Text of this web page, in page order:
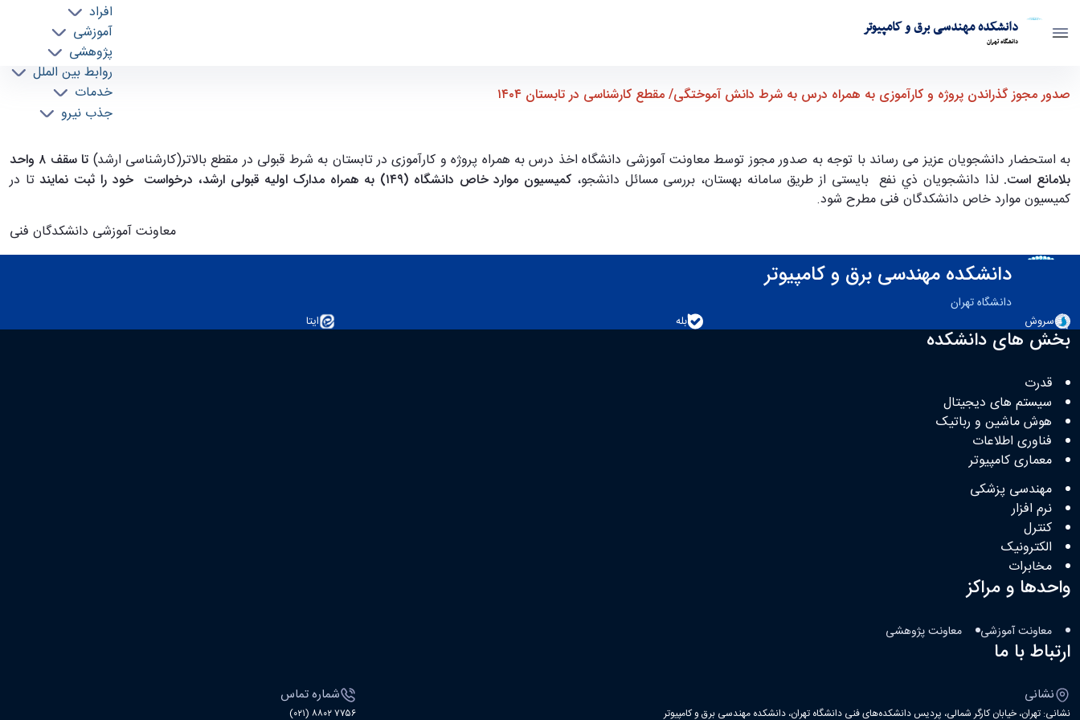
دانشکده مهندسی برق و کامپیوتر
دانشگاه تهران
افراد
آموزشی
پژوهشی
روابط بین الملل
خدمات
جذب نیرو
صدور مجوز گذراندن پروژه و کارآموزی به همراه درس به شرط دانش آموختگی/ مقطع کارشناسی در تابستان ۱۴۰۴ - ece- دانشکده مهندسی برق و کامپیوتر
صدور مجوز گذراندن پروژه و کارآموزی به همراه درس به شرط دانش آموختگی/ مقطع کارشناسی در تابستان ۱۴۰۴
به استحضار دانشجویان عزیز می رساند با توجه به صدور مجوز توسط معاونت آموزشی دانشگاه اخذ درس به همراه پروژه و کارآموزی در تابستان به شرط قبولی در مقطع بالاتر(کارشناسی ارشد)
تا سقف ۸ واحد
بلامانع است. لذا دانشجویان ذي نفع بایستی از طریق سامانه بهستان، بررسی مسائل دانشجو، کمیسیون موارد خاص دانشگاه (۱۴۹) به همراه مدارک اولیه قبولی ارشد، درخواست خود را ثبت نمایند
تا در
کمیسیون موارد خاص دانشکدگان فنی مطرح شود.
معاونت آموزشی دانشکدگان فنی
دانشکده مهندسی برق و کامپیوتر
دانشگاه تهران
سروش
بله ایتا
بخش های دانشکده
قدرت
سیستم های دیجیتال
هوش ماشین و رباتیک
فناوری اطلاعات
معماری کامپیوتر
مهندسی پزشکی
نرم افزار
کنترل
الکترونیک
مخابرات
واحدها و مراکز
معاونت آموزشی معاونت پژوهشی
ارتباط با ما
نشانی
نشانی: تهران، خیابان کارگر شمالی، پردیس دانشکده‌های فنی دانشگاه تهران، دانشکده مهندسی برق و کامپیوتر
شماره تماس
۷۷۵۶ ۸۸۰۲ (۰۲۱)